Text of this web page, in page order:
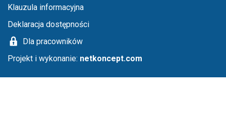
Klauzula informacyjna
Deklaracja dostępności
Dla pracowników
Projekt i wykonanie: netkoncept.com